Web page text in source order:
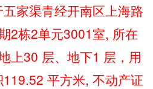
家渠青经开南区上海路
2栋2单元3001室, 所在
上30 层、地下1 层，用
119.52 平方米, 不动产证